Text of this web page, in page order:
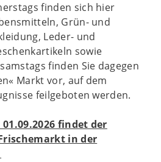
finden sich hier
Grün- und
Leder- und
sowie
finden Sie dagegen
Markt vor, auf dem
feilgeboten werden.
01.09.2026 findet der
in der